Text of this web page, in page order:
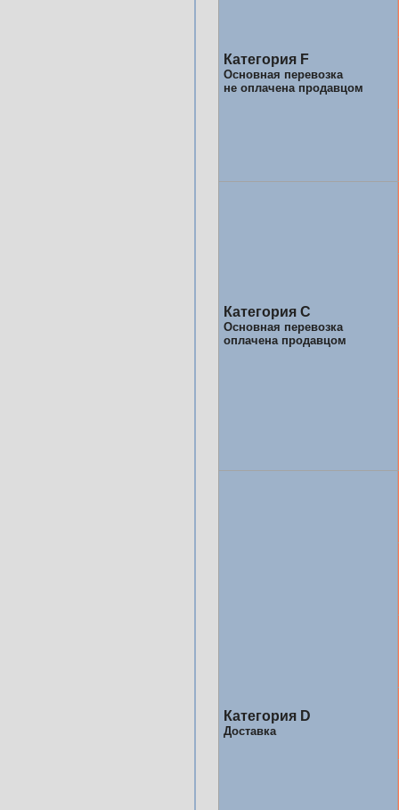
Категория F
Основная перевозка
не оплачена продавцом
Категория C
Основная перевозка
оплачена продавцом
Категория D
Доставка